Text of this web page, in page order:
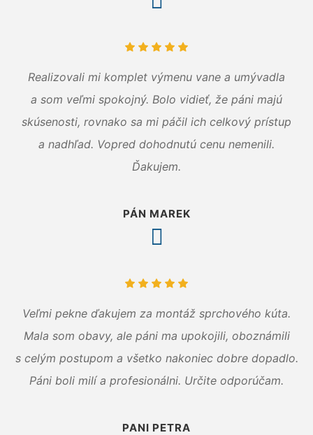
Realizovali mi komplet výmenu vane a umývadla
a som veľmi spokojný. Bolo vidieť, že páni majú
skúsenosti, rovnako sa mi páčil ich celkový prístup
a nadhľad. Vopred dohodnutú cenu nemenili.
Ďakujem.
PÁN MAREK
Veľmi pekne ďakujem za montáž sprchového kúta.
Mala som obavy, ale páni ma upokojili, oboznámili
s celým postupom a všetko nakoniec dobre dopadlo.
Páni boli milí a profesionálni. Určite odporúčam.
PANI PETRA